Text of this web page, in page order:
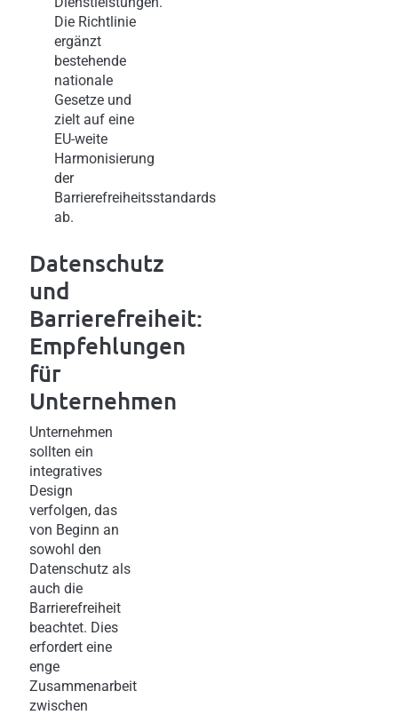
Die Richtlinie
ergänzt
bestehende
nationale
Gesetze und
zielt auf eine
EU-weite
Harmonisierung
der
Barrierefreiheitsstandards
ab.
Datenschutz
und
Barrierefreiheit:
Empfehlungen
für
Unternehmen
Unternehmen
sollten ein
integratives
Design
verfolgen, das
von Beginn an
sowohl den
Datenschutz als
auch die
Barrierefreiheit
beachtet. Dies
erfordert eine
enge
Zusammenarbeit
zwischen